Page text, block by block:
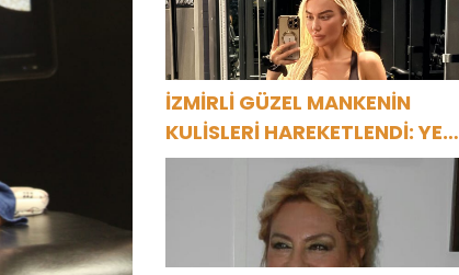
İZMİRLİ GÜZEL MANKENİN
KULİSLERİ HAREKETLENDİ: YENİ
PROJELER YOLDA!